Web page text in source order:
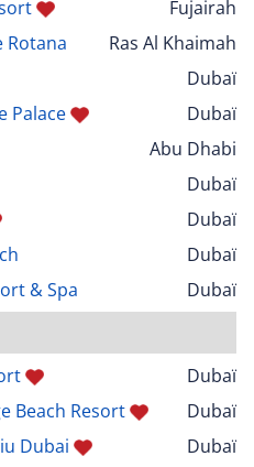
Fujairah
Rotana
Ras Al Khaimah
Dubaï
Palace
Dubaï
Abu Dhabi
Dubaï
Dubaï
Dubaï
& Spa
Dubaï
Dubaï
Beach Resort
Dubaï
Dubai
Dubaï